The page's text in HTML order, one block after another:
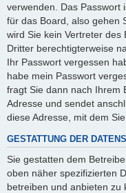
verwenden. Das Passwort
für das Board, also gehen
wird Sie kein Vertreter des
Dritter berechtigterweise
Ihr Passwort vergessen
habe mein Passwort
fragt Sie dann nach Ihrem
Adresse und sendet
diese Adresse, mit dem
GESTATTUNG DER
Sie gestatten dem
oben näher spezifizierten
betreiben und anbieten zu